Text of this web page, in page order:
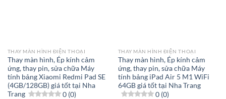
THAY MÀN HÌNH ĐIỆN THOẠI
Thay màn hình, Ép kính cảm
ứng, thay pin, sửa chữa Máy
tính bảng Xiaomi Redmi Pad SE
(4GB/128GB) giá tốt tại Nha
Trang
0 (0)
THAY MÀN HÌNH ĐIỆN THOẠI
Thay màn hình, Ép kính cảm
ứng, thay pin, sửa chữa Máy
tính bảng iPad Air 5 M1 WiFi
64GB giá tốt tại Nha Trang
0 (0)